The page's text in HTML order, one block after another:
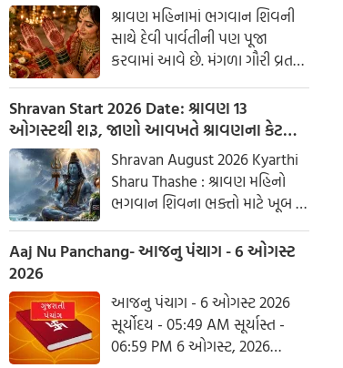
શ્રાવણ મહિનામાં ભગવાન શિવની
સાથે દેવી પાર્વતીની પણ પૂજા
કરવામાં આવે છે. મંગળા ગૌરી વ્રત
અને હરિયાળી તીજ જેવા પ્રસંગોએ
મહેંદી લગાવવી અને લીલા રંગના
કપડાં પહેરવા એ પતિના લાંબા
માટે શુભ માનવામાં આવે છે.
આપણી પરંપરાઓમાં, સ્ત્રીઓને
પ્રકૃતિનું સ્વરૂપ માનવામાં આવે છે.
Shravan Start 2026 Date: શ્રાવણ 13
ઓગસ્ટથી શરૂ, જાણો આવખતે શ્રાવણના કેટલા
સોમવાર રહેશે
Shravan August 2026 Kyarthi
Sharu Thashe : શ્રાવણ મહિનો
ભગવાન શિવના ભક્તો માટે ખૂબ જ
ખાસ છે. આ મહિનામાં ભગવાન
શિવની પૂજા કરવાથી ઈચ્છાઓ
ઝડપથી પૂર્ણ થાય છે. ધાર્મિક
માન્યતાઓ અનુસાર, ભગવાન શિવે
આ મહિનામાં દેવી પાર્વતીને પોતાની
પત્ની તરીકે સ્વીકાર્યા હતા. ચાલો
જાણીએ કે આ વર્ષે શ્રાવણમાં કેટલા
Aaj Nu Panchang- આજનુ પંચાગ - 6 ઓગસ્ટ
2026
આજનુ પંચાગ - 6 ઓગસ્ટ 2026
સૂર્યોદય - 05:49 AM સૂર્યાસ્ત -
06:59 PM 6 ઓગસ્ટ, 2026